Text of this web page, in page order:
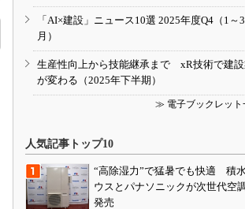
「AI×建設」ニュース10選 2025年度Q4（1～3
月）
生産性向上から技能継承まで xR技術で建
が変わる（2025年下半期）
≫ 電子ブックレット
人気記事トップ10
“高除湿力”で猛暑でも快適 積
ウスとパナソニックが次世代空
発売